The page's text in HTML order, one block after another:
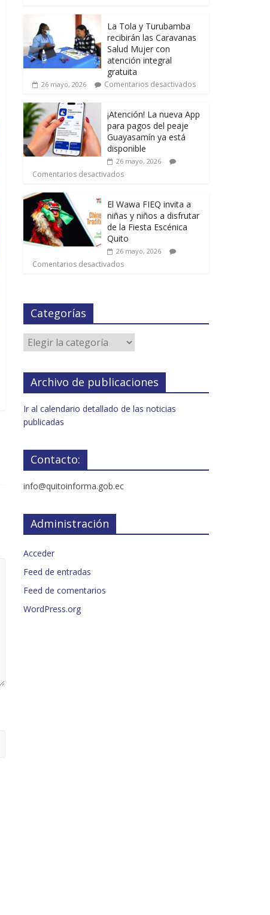
La Tola y Turubamba
recibirán las Caravanas
Salud Mujer con
atención integral
gratuita
26 mayo, 2026 Comentarios desactivados
¡Atención! La nueva App
para pagos del peaje
Guayasamín ya está
disponible
26 mayo, 2026
Comentarios desactivados
El Wawa FIEQ invita a
niñas y niños a disfrutar
de la Fiesta Escénica
Quito
26 mayo, 2026
Comentarios desactivados
Categorías
Archivo de publicaciones
Ir al calendario detallado de las noticias
publicadas
Contacto:
info@quitoinforma.gob.ec
Administración
Acceder
Feed de entradas
Feed de comentarios
WordPress.org